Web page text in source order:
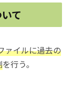
て
ァイルに過去の
を行う。